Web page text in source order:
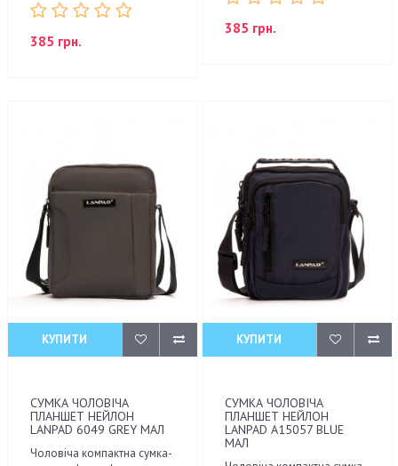
385 грн.
385 грн.
КУПИТИ
СУМКА ЧОЛОВІЧА
ПЛАНШЕТ НЕЙЛОН
LANPAD 6049 GREY МАЛ
Чоловіча компактна сумка-
КУПИТИ
СУМКА ЧОЛОВІЧА
ПЛАНШЕТ НЕЙЛОН
LANPAD A15057 BLUE
МАЛ